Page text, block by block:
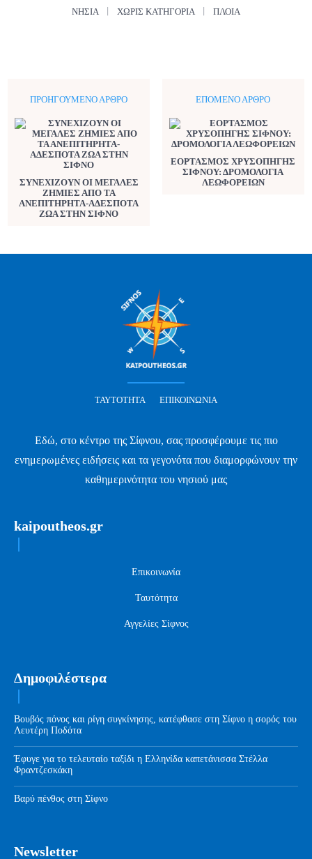
ΝΗΣΙΆ ΧΩΡΊΣ ΚΑΤΗΓΟΡΊΑ ΠΛΟΊΑ
ΠΡΟΗΓΟΎΜΕΝΟ ΆΡΘΡΟ
ΣΥΝΕΧΙΖΟΥΝ ΟΙ ΜΕΓΑΛΕΣ
ΖΗΜΙΕΣ ΑΠΟ ΤΑ
ΑΝΕΠΙΤΗΡΗΤΑ-ΑΔΕΣΠΟΤΑ
ΖΩΑ ΣΤΗΝ ΣΙΦΝΟ
ΕΠΌΜΕΝΟ ΆΡΘΡΟ
ΕΟΡΤΑΣΜΟΣ ΧΡΥΣΟΠΗΓΗΣ
ΣΙΦΝΟΥ: ΔΡΟΜΟΛΟΓΙΑ
ΛΕΩΦΟΡΕΙΩΝ
ΤΑΥΤΌΤΗΤΑ ΕΠΙΚΟΙΝΩΝΊΑ
Εδώ, στο κέντρο της Σίφνου, σας προσφέρουμε τις πιο
ενημερωμένες ειδήσεις και τα γεγονότα που διαμορφώνουν την
καθημερινότητα του νησιού μας
kaipoutheos.gr
Επικοινωνία
Ταυτότητα
Αγγελίες Σίφνος
Δημοφιλέστερα
Βουβός πόνος και ρίγη συγκίνησης, κατέφθασε στη Σίφνο η σορός του
Λευτέρη Ποδότα
Έφυγε για το τελευταίο ταξίδι η Ελληνίδα καπετάνισσα Στέλλα
Φραντζεσκάκη
Βαρύ πένθος στη Σίφνο
Newsletter